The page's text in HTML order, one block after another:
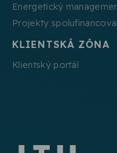
Energetický
Projekty
KLIENTSKÁ ZÓNA
Klientský portál